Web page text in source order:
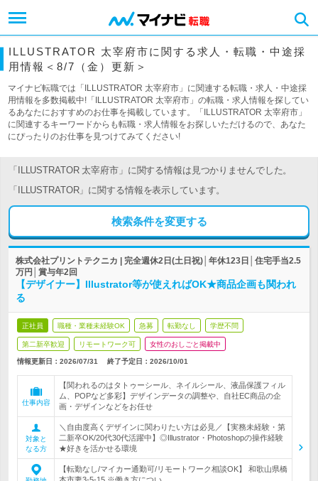
ILLUSTRATOR 太宰府市に関する求人・転職・中途採
用情報＜8/7（金）更新＞
マイナビ転職では「ILLUSTRATOR 太宰府市」に関連する転職・求人・中途採
用情報を多数掲載中!「ILLUSTRATOR 太宰府市」の転職・求人情報を探してい
るあなたにおすすめのお仕事を掲載しています。「ILLUSTRATOR 太宰府市」
に関連するキーワードからも転職・求人情報をお探しいただけるので、あなた
にぴったりのお仕事を見つけてみてください!
「ILLUSTRATOR 太宰府市」に関する情報は見つかりませんでした。
「ILLUSTRATOR」に関する情報を表示しています。
検索条件を変更する
株式会社プリントテクニカ | 完全週休2日(土日祝)│年休123日│住宅手当2.5
万円│賞与年2回
【デザイナー】Illustrator等が使えればOK★商品企画も関われ
る
正社員 職種・業種未経験OK 急募 転勤なし 学歴不問
第二新卒歓迎 リモートワーク可 女性のおしごと掲載中
情報更新日：2026/07/31 終了予定日： 2026/10/01
仕事内容
【関われるのはタトゥーシール、ネイルシール、液晶保護フィル
ム、POPなど多彩】デザインデータの調整や、自社EC商品の企
画・デザインなどをお任せ
対象と
なる方
＼自由度高くデザインに関わりたい方は必見／【実務未経験・第
二新卒OK/20代30代活躍中】◎Illustrator・Photoshopの操作経験
★好きを活かせる環境
【転勤なし/マイカー通勤可/リモートワーク相談OK】 和歌山県橋